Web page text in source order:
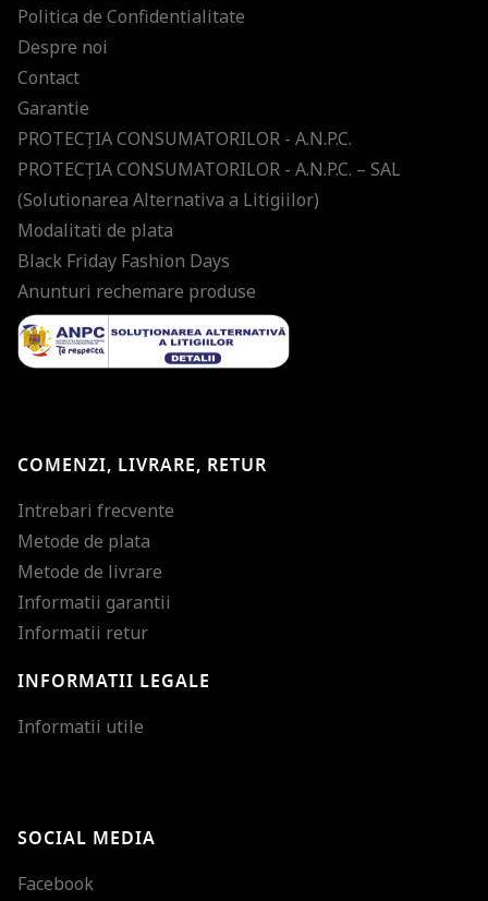
Politica de Confidentialitate
Despre noi
Contact
Garantie
PROTECŢIA CONSUMATORILOR - A.N.P.C.
PROTECŢIA CONSUMATORILOR - A.N.P.C. – SAL
(Solutionarea Alternativa a Litigiilor)
Modalitati de plata
Black Friday Fashion Days
Anunturi rechemare produse
COMENZI, LIVRARE, RETUR
Intrebari frecvente
Metode de plata
Metode de livrare
Informatii garantii
Informatii retur
INFORMATII LEGALE
Informatii utile
SOCIAL MEDIA
Facebook